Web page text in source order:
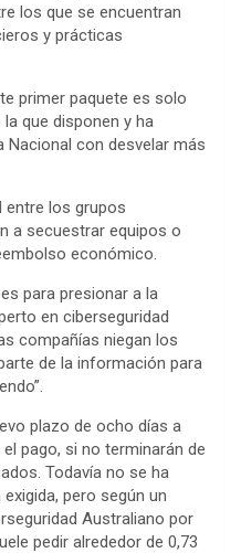
los que se encuentran
y prácticas
primer paquete es solo
que disponen y ha
Nacional con desvelar más
entre los grupos
a secuestrar equipos o
económico.
para presionar a la
en ciberseguridad
compañías niegan los
de la información para
plazo de ocho días a
pago, si no terminarán de
Todavía no se ha
pero según un
Australiano por
pedir alrededor de 0,73